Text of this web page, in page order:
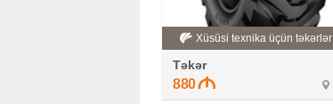
Xüsüsi texnika üçün təkərlər
Təkər
880